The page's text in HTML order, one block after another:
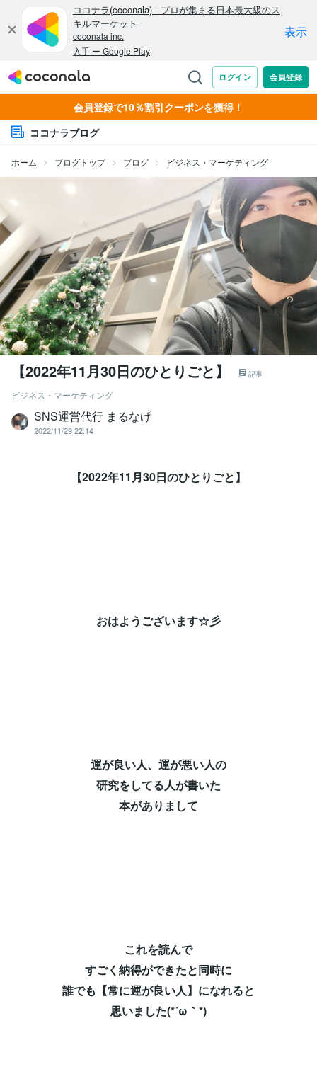
会員登録で10％割引クーポンを獲得！
ココナラブログ
ホーム ブログトップ ブログ ビジネス・マーケティング
【2022年11月30日のひとりごと】⁡ 記事
ビジネス・マーケティング
SNS運営代行 まるなげ
2022/11/29 22:14
【2022年11月30日のひとりごと】⁡
おはようございます☆彡⁡
運が良い人、運が悪い人の⁡
研究をしてる人が書いた⁡
本がありまして⁡
これを読んで⁡
すごく納得ができたと同時に⁡
誰でも【常に運が良い人】になれると⁡
思いました(*´ω｀*)⁡